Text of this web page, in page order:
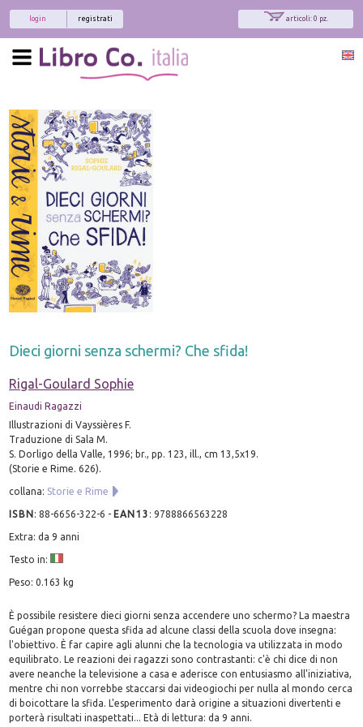
articoli: 0 pz.
registrati
login
Dieci giorni senza schermi? Che sfida!
Rigal-Goulard Sophie
Einaudi Ragazzi
Illustrazioni di Vayssières F.
Traduzione di Sala M.
S. Dorligo della Valle, 1996; br., pp. 123, ill., cm 13,5x19.
(Storie e Rime. 626).
collana: Storie e Rime
ISBN:88-6656-322-6 - EAN13 :9788866563228
Extra: da 9 anni
Testo in:
Peso: 0.163 kg
È possibile resistere dieci giorni senza accendere uno schermo? La maestra
Guégan propone questa sfida ad alcune classi della scuola dove insegna:
l'obiettivo. È far capire agli alunni che la tecnologia va utilizzata in modo
equilibrato. Le reazioni dei ragazzi sono contrastanti: c'è chi dice di non
avere neanche la televisione a casa e aderisce con entusiasmo all'iniziativa,
mentre chi non vorrebbe staccarsi dai videogiochi per nulla al mondo cerca
di boicottare la sfida. L'esperimento darà origine a situazioni divertenti e
porterà risultati inaspettati... Età di lettura: da 9 anni.